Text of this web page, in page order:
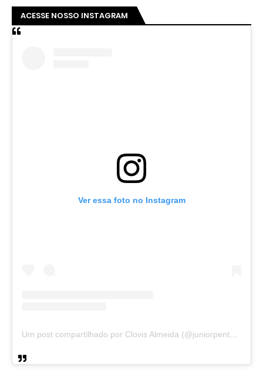
ACESSE NOSSO INSTAGRAM
Ver essa foto no Instagram
Um post compartilhado por Clovis Almeida (@juniorpentecoste01)